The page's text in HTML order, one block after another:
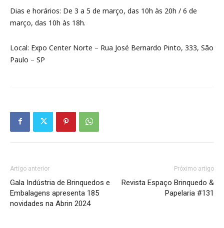
Dias e horários: De 3 a 5 de março, das 10h às 20h / 6 de
março, das 10h às 18h.
Local: Expo Center Norte – Rua José Bernardo Pinto, 333, São
Paulo – SP
Artigo anterior
Gala Indústria de Brinquedos e
Embalagens apresenta 185
novidades na Abrin 2024
Próximo artigo
Revista Espaço Brinquedo &
Papelaria #131